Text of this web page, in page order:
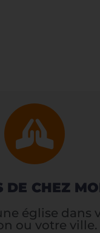
DE CHEZ
église dans
ou votre ville.